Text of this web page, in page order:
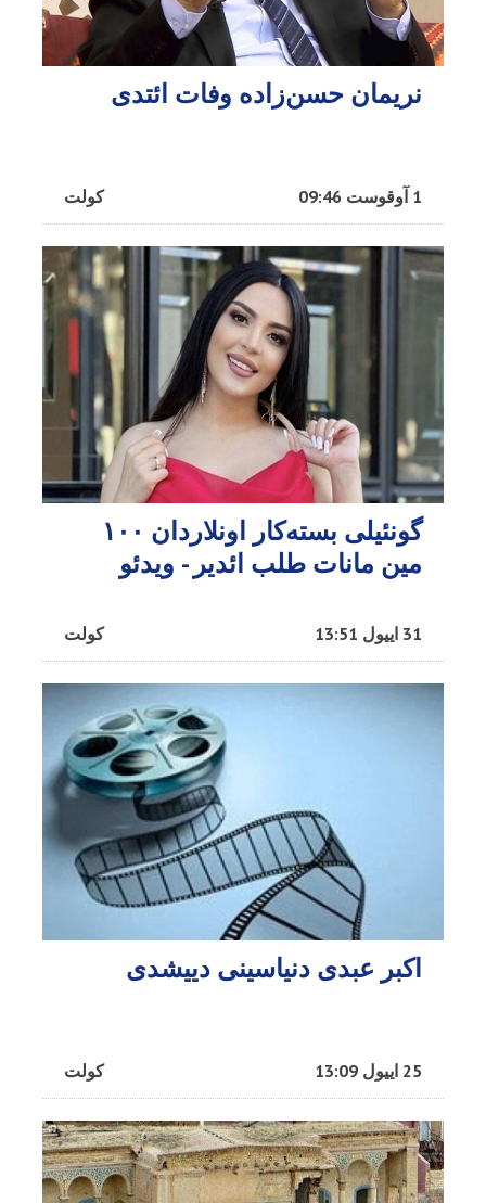
نریمان حسن‌زاده وفات ائتدی
کولت 1 آوقوست 09:46
گونئیلی بسته‌کار اونلاردان ۱۰۰
مین مانات طلب ائدیر - ویدئو
کولت 31 اییول 13:51
اکبر عبدی دنیاسینی دییشدی
کولت 25 اییول 13:09